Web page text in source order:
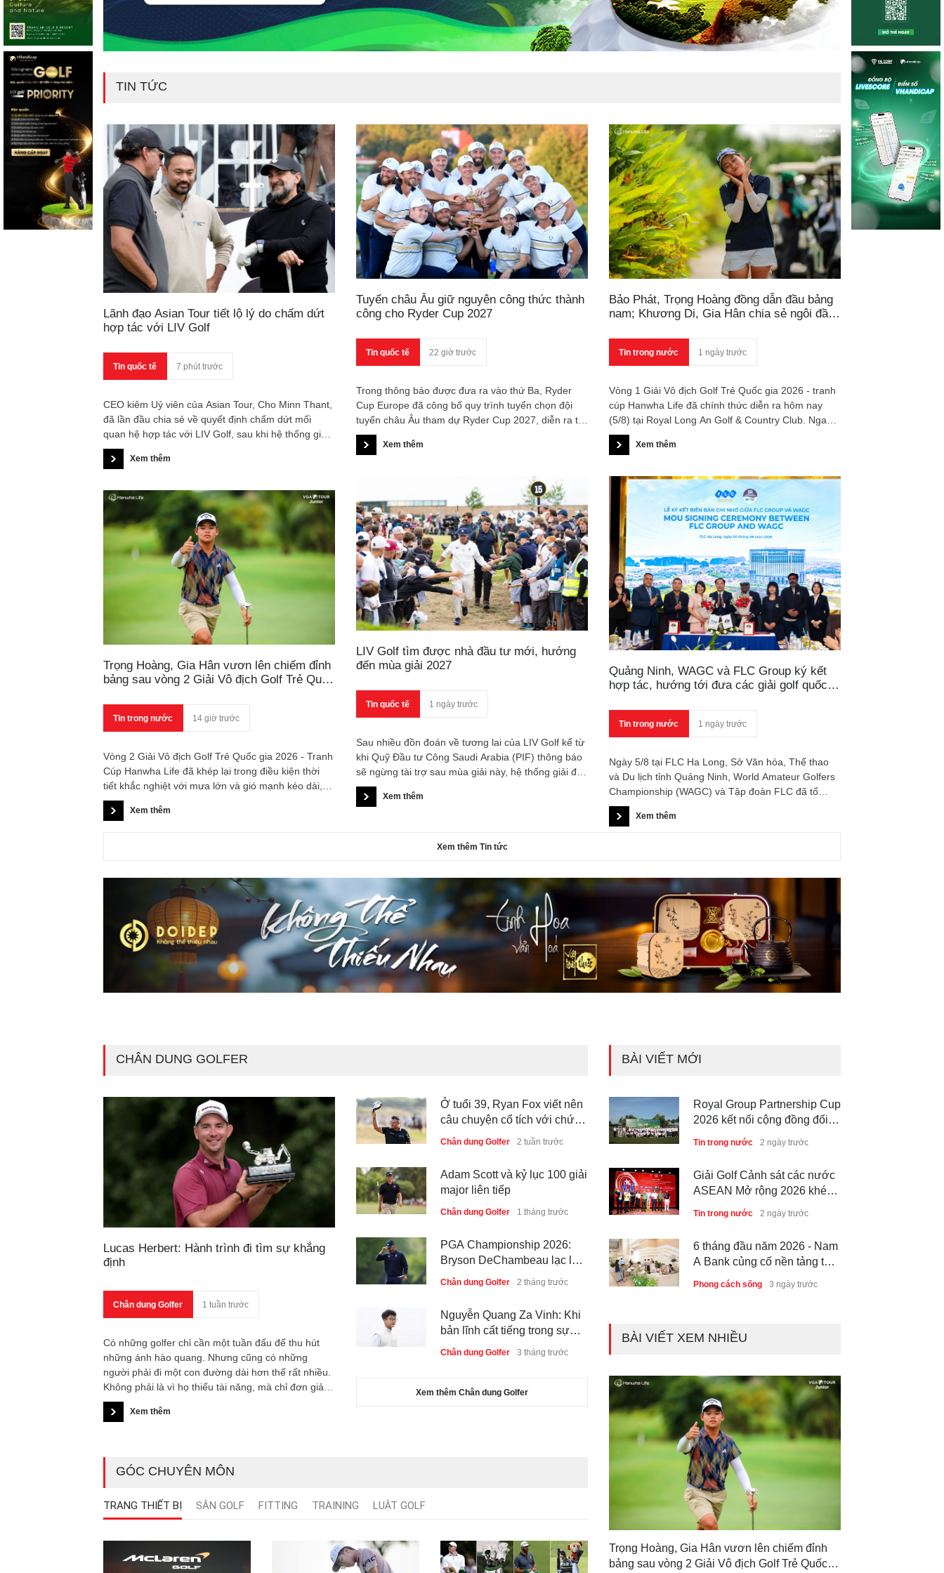
TIN TỨC
Lãnh đạo Asian Tour tiết lộ lý do chấm dứt
hợp tác với LIV Golf
Tin quốc tế 7 phút trước
CEO kiêm Uỷ viên của Asian Tour, Cho Minn Thant,
đã lần đầu chia sẻ về quyết định chấm dứt mối
quan hệ hợp tác với LIV Golf, sau khi hệ thống giải
đấu này chính thức gia nhập Liên minh Chiến lược
giữa DP World Tour và PGA Tour.
Xem thêm
Trọng Hoàng, Gia Hân vươn lên chiếm đỉnh
bảng sau vòng 2 Giải Vô địch Golf Trẻ Quốc
Tin trong nước 14 giờ trước
Vòng 2 Giải Vô địch Golf Trẻ Quốc gia 2026 - Tranh
Cúp Hanwha Life đã khép lại trong điều kiện thời
tiết khắc nghiệt với mưa lớn và gió mạnh kéo dài,
mang đến nhiều thử thách cho các vận động viên.
Sau 36 hố thi đấu, Nguyễn Trọng Hoàng và Nguyễn
Xem thêm
Tuyển châu Âu giữ nguyên công thức thành
công cho Ryder Cup 2027
Tin quốc tế 22 giờ trước
Trong thông báo được đưa ra vào thứ Ba, Ryder
Cup Europe đã công bố quy trình tuyển chọn đội
tuyển châu Âu tham dự Ryder Cup 2027, diễn ra tại
Adare Manor (Ireland).
Xem thêm
LIV Golf tìm được nhà đầu tư mới, hướng
đến mùa giải 2027
Tin quốc tế 1 ngày trước
Sau nhiều đồn đoán về tương lai của LIV Golf kể từ
khi Quỹ Đầu tư Công Saudi Arabia (PIF) thông báo
sẽ ngừng tài trợ sau mùa giải này, hệ thống giải đấu
non trẻ dường như đã tìm thấy con đường tồn tại
sau năm 2026.
Xem thêm
Bảo Phát, Trọng Hoàng đồng dẫn đầu bảng
nam; Khương Di, Gia Hân chia sẻ ngôi đầu
Quốc gia 2026
Tin trong nước 1 ngày trước
Vòng 1 Giải Vô địch Golf Trẻ Quốc gia 2026 - tranh
cúp Hanwha Life đã chính thức diễn ra hôm nay
(5/8) tại Royal Long An Golf & Country Club. Ngay
trong ngày thi đấu đầu tiên, các golfer trẻ đã cống
hiến những màn tranh tài sôi nổi với nhiều kết quả
Trọng Hoàng cùng dẫn đầu bảng xếp hạng nam với
tổng điểm (-4). Ở bảng nữ, Phạm Nguyễn Khương
Di và Nguyễn Viết Gia Hân cùng chia sẻ ngôi đầu
với thành tích (-1).
Xem thêm
Quảng Ninh, WAGC và FLC Group ký kết
hợp tác, hướng tới đưa các giải golf quốc tế
Tin trong nước 1 ngày trước
Ngày 5/8 tại FLC Ha Long, Sở Văn hóa, Thể thao
và Du lịch tỉnh Quảng Ninh, World Amateur Golfers
Championship (WAGC) và Tập đoàn FLC đã tổ
chức Lễ ký kết hai Biên bản ghi nhớ hợp tác (MOU),
đánh dấu bước khởi đầu trong mối quan hệ hợp tác
Xem thêm
Xem thêm Tin tức
CHÂN DUNG GOLFER
Lucas Herbert: Hành trình đi tìm sự khẳng
định
Chân dung Golfer 1 tuần trước
Có những golfer chỉ cần một tuần đấu để thu hút
những ánh hào quang. Nhưng cũng có những
người phải đi một con đường dài hơn thế rất nhiều.
Không phải là vì họ thiếu tài năng, mà chỉ đơn giản
họ cần tìm ra nơi tài năng ấy được phát huy một
cách trọn vẹn nhất. Chức vô địch của Lucas Herbert
thập kỷ: liệu mình có thực sự thuộc về thế giới golf
đỉnh cao?
Xem thêm
Ở tuổi 39, Ryan Fox viết nên
câu chuyện cổ tích với chức
vô địch The Open 2026
Chân dung Golfer 2 tuần trước
Adam Scott và kỷ lục 100 giải
major liên tiếp
Chân dung Golfer 1 tháng trước
PGA Championship 2026:
Bryson DeChambeau lạc lối
tại Aronimink
Chân dung Golfer 2 tháng trước
Nguyễn Quang Za Vinh: Khi
bản lĩnh cất tiếng trong sự
tĩnh lặng
Chân dung Golfer 3 tháng trước
Xem thêm Chân dung Golfer
GÓC CHUYÊN MÔN
TRANG THIẾT BỊ SÂN GOLF FITTING TRAINING LUẬT GOLF
BÀI VIẾT MỚI
2026 kết nối cộng đồng đối
tác tại Royal Long An Golf &
Tin trong nước 2 ngày trước
ASEAN Mở rộng 2026 khép
lại thành công, thúc đẩy giao
Tin trong nước 2 ngày trước
A Bank củng cố nền tảng tài
sản và năng lực dự phòng
Phong cách sống 3 ngày trước
đến của công nghệ tương lai
Phong cách sống
BÀI VIẾT XEM NHIỀU
Trọng Hoàng, Gia Hân vươn lên chiếm đỉnh
bảng sau vòng 2 Giải Vô địch Golf Trẻ Quốc